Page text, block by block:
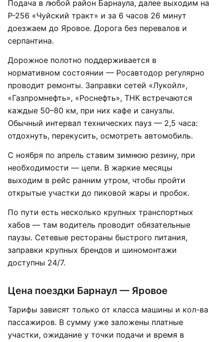
Подача в любой район Барнаула, далее выходим на
Р-256 «Чуйский тракт» и за 6 часов 26 минут
доезжаем до Яровое. Дорога без перевалов и
серпантина.
Дорожное полотно поддерживается в
нормативном состоянии — Росавтодор регулярно
проводит ремонты. Заправки сетей «Лукойл»,
«Газпромнефть», «Роснефть», ТНК встречаются
каждые 50–80 км, при них кафе и санузлы.
Обычный интервал технических пауз — 2,5 часа:
отдохнуть, перекусить, осмотреть автомобиль.
С ноября по апрель ставим зимнюю резину, при
необходимости — цепи. В жаркие месяцы
выходим в рейс ранним утром, чтобы пройти
открытые участки до пиковой жары и пробок.
По пути есть несколько крупных транспортных
хабов — там водитель проводит обязательные
паузы. Сетевые рестораны быстрого питания,
заправки крупных брендов и шиномонтажи
доступны 24/7.
Цена поездки Барнаул — Яровое
Тарифы зависят только от класса машины и кол-ва
пассажиров. В сумму уже заложены платные
участки, ожидание у точки подачи и время в